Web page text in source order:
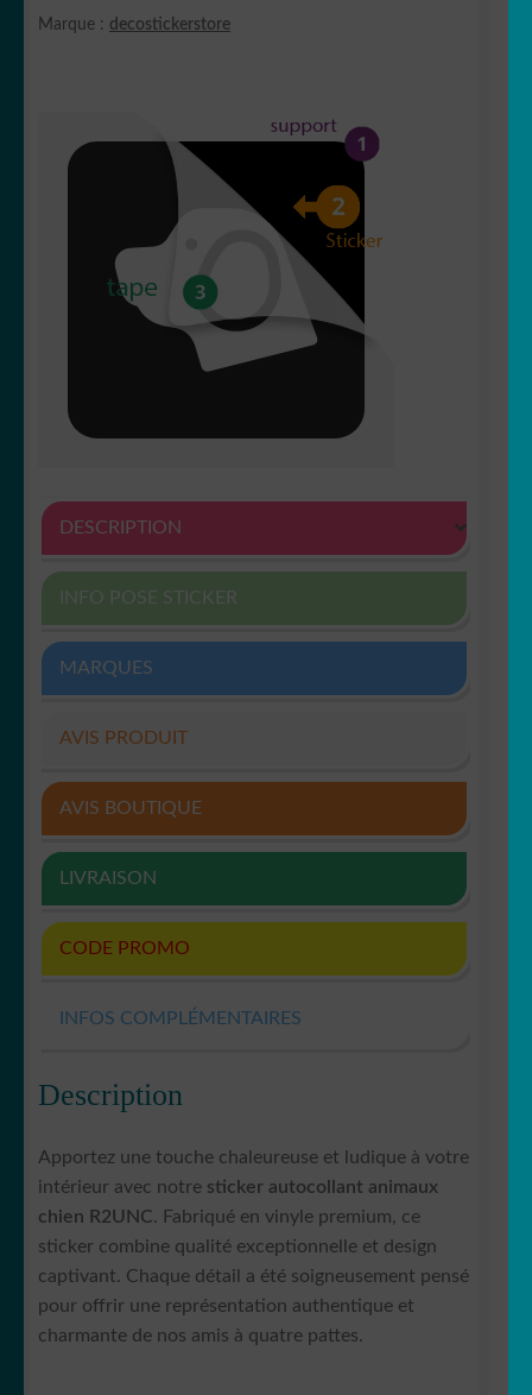
Marque : decostickerstore
DESCRIPTION
INFO POSE STICKER
MARQUES
AVIS PRODUIT
AVIS BOUTIQUE
LIVRAISON
CODE PROMO
INFOS COMPLÉMENTAIRES
Description
Apportez une touche chaleureuse et ludique à votre
intérieur avec notre sticker autocollant animaux
chien R2UNC. Fabriqué en vinyle premium, ce
sticker combine qualité exceptionnelle et design
captivant. Chaque détail a été soigneusement pensé
pour offrir une représentation authentique et
charmante de nos amis à quatre pattes.